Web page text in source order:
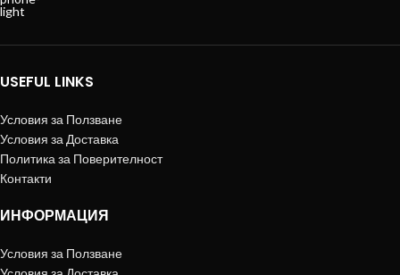
USEFUL LINKS
Условия за Ползване
Условия за Доставка
Политика за Поверителност
Контакти
ИНФОРМАЦИЯ
Условия за Ползване